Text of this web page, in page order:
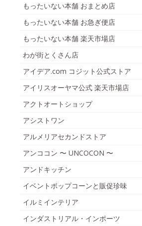
もったいない本舗 おまとめ店
もったいない本舗 お急ぎ便店
もったいない本舗 楽天市場店
わが街とくさん店
アイデア.com コジット公式ストア
アイリスオーヤマ公式 楽天市場店
アクトオートショップ
アシストワン
アルメリアセカンドストア
アンココン 〜 UNCOCON 〜
アンドキッチン
イベントポップコーンと販促珍味
イルミインテリア
インダストリアル・インポーツ